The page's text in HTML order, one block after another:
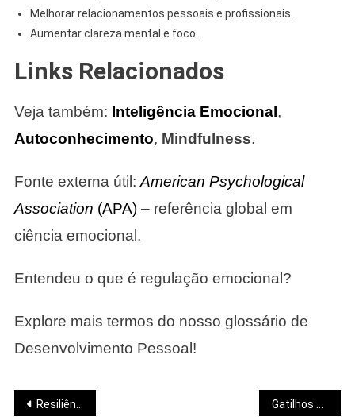
Melhorar relacionamentos pessoais e profissionais.
Aumentar clareza mental e foco.
Links Relacionados
Veja também: Inteligência Emocional,
Autoconhecimento, Mindfulness.
Fonte externa útil: American Psychological
Association (APA)– referência global em
ciência emocional.
Entendeu o que é regulação emocional?
Explore mais termos do nosso glossário de
Desenvolvimento Pessoal!
Navegação
Resiliência Emocional